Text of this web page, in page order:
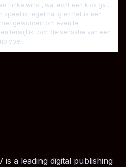
flinke winst, wat echt een kick gaf.
speel ik regelmatig en het is een
geworden om even te
terwijl ik toch de sensatie van een
voel.
is a leading digital publishing